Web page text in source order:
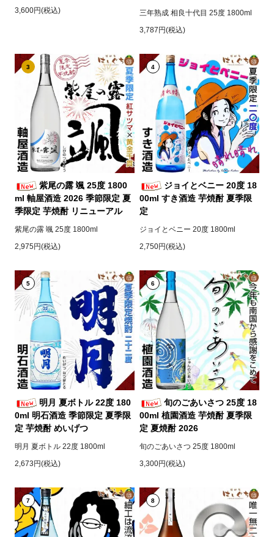
3,600円(税込)
三年熟成 相良十代目 25度 1800ml
3,787円(税込)
3
紫尾の露 颯 25度 1800
ml 軸屋酒造 2026 季節限定 夏
季限定 芋焼酎 リニューアル
紫尾の露 颯 25度 1800ml
2,975円(税込)
4
ジョイとベニー 20度 18
00ml すき酒造 芋焼酎 夏季限
定
ジョイとベニー 20度 1800ml
2,750円(税込)
5
明月 夏ボトル 22度 180
0ml 明石酒造 季節限定 夏季限
定 芋焼酎 めいげつ
明月 夏ボトル 22度 1800ml
2,673円(税込)
6
旬のごあいさつ 25度 18
00ml 植園酒造 芋焼酎 夏季限
定 夏焼酎 2026
旬のごあいさつ 25度 1800ml
3,300円(税込)
7 8